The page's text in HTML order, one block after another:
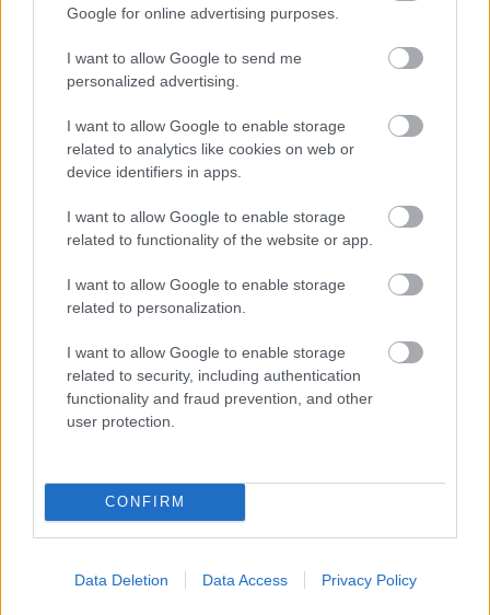
Google for online advertising purposes.
I want to allow Google to send me
personalized advertising.
I want to allow Google to enable storage
related to analytics like cookies on web or
device identifiers in apps.
I want to allow Google to enable storage
related to functionality of the website or app.
I want to allow Google to enable storage
related to personalization.
I want to allow Google to enable storage
related to security, including authentication
functionality and fraud prevention, and other
user protection.
CONFIRM
Data Deletion Data Access Privacy Policy
A LAKOSSÁGRA IS FONTOS SZEREP HÁRUL A
SZÚNYOGINVÁZIÓ ELKERÜLÉSÉBEN
Országos hírek
Túlfogyasztás napja - július 30-ra
felhasználta az emberiség a Föld egész
évre elegendő erőforrásait
Helyi hírek
Beindult az őszibarackszezon,
HIRDETÉS